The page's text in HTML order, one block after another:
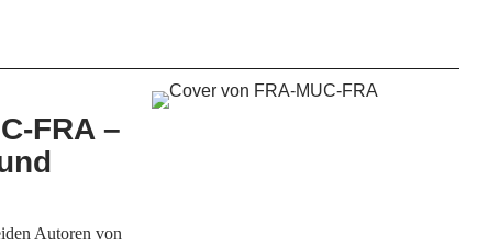
FRA –
Autoren von